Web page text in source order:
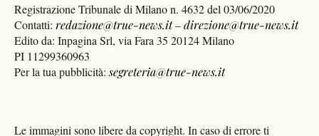
Registrazione Tribunale di Milano n. 4632 del 03/06/2020
Contatti:redazione@true-news.it–direzione@true-news.it
Edito da: Inpagina Srl, via Fara 35 20124 Milano
PI 11299360963
Per la tua pubblicità:segreteria@true-news.it
Le immagini sono libere da copyright. In caso di errore ti